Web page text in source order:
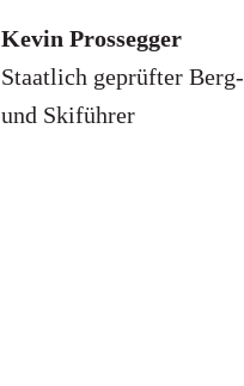
Kevin Prossegger
Staatlich geprüfter Berg-
und Skiführer